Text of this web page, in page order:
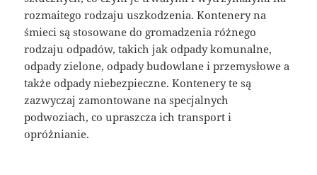
rozmaitego rodzaju uszkodzenia. Kontenery na
śmieci są stosowane do gromadzenia różnego
rodzaju odpadów, takich jak odpady komunalne,
odpady zielone, odpady budowlane i przemysłowe a
także odpady niebezpieczne. Kontenery te są
zazwyczaj zamontowane na specjalnych
podwoziach, co upraszcza ich transport i
opróżnianie.